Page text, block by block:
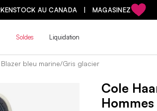
AU CANADA | MAGASINEZ
Soldes Liquidation
bleu marine/Gris glacier
Cole
Hommes